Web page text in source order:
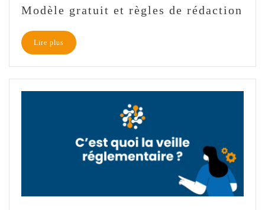
Modèle gratuit et règles de rédaction
Lire plus